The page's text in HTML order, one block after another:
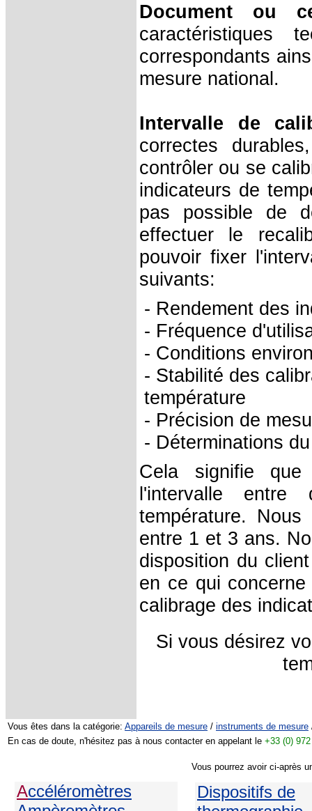
Document ou
caractéristiques
correspondants
mesure national.
Intervalle de
correctes
contrôler ou se
indicateurs de
pas possible de
effectuer le
pouvoir fixer
suivants:
- Rendement des
- Fréquence
- Conditions
- Stabilité des
température
- Précision de
- Déterminations
Cela signifie
l'intervalle entre
température.
entre 1 et 3 ans.
disposition du
en ce qui
calibrage des
Si vous désirez
Vous êtes dans la catégorie: Appareils de mesure / instruments de mesure
En cas de doute, n'hésitez pas à nous contacter en appelant le +33 (0)
Vous pourrez avoir ci-après
Accéléromètres
Dispositifs de